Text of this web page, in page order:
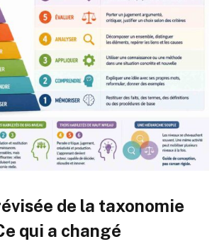
de la taxonomie
qui a changé